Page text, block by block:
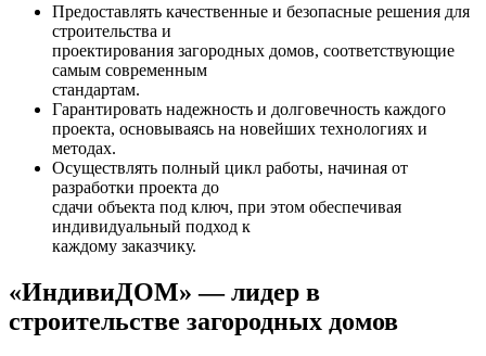
Предоставлять качественные и безопасные решения для
строительства и
проектирования загородных домов, соответствующие
самым современным
стандартам.
Гарантировать надежность и долговечность каждого
проекта, основываясь на новейших технологиях и
методах.
Осуществлять полный цикл работы, начиная от
разработки проекта до
сдачи объекта под ключ, при этом обеспечивая
индивидуальный подход к
каждому заказчику.
«ИндивиДОМ» — лидер в
строительстве загородных домов